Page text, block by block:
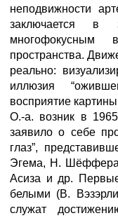
неподвижности
заключается в
многофокусным
пространства.
реально:
иллюзия
восприятие
О.-а. возник в
заявило о себе
глаз”,
Эгема, Н.
Асиза и др.
белыми (В.
служат